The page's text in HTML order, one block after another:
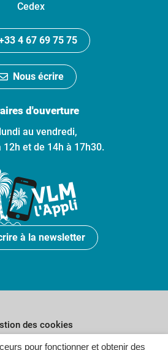
pour fonctionner et obtenir des
Cedex
4 67 69 75 75
Nous écrire
d'ouverture
au vendredi,
12h et de 14h à 17h30.
à la newsletter
des cookies
Plan du site